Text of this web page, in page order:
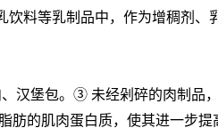
料等乳制品中，作为增稠剂
堡包。③ 未经剁碎的肉制品
的肌肉蛋白质，使其进一步